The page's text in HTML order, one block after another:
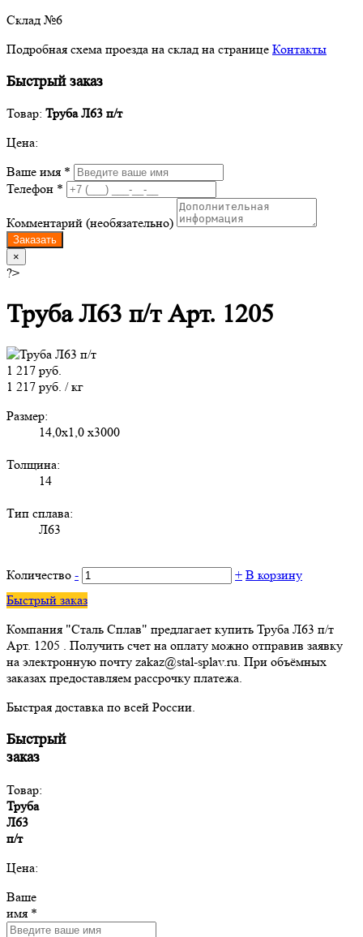
Склад №6
Подробная схема проезда на склад на странице Контакты
Быстрый заказ
Товар: Труба Л63 п/т
Цена:
Ваше имя *
Телефон *
Комментарий (необязательно)
Заказать
×
?>
Труба Л63 п/т Арт. 1205
1 217 руб.
1 217 руб. / кг
Размер:
14,0х1,0 х3000
Толщина:
14
Тип сплава:
Л63
Количество - + В корзину
Быстрый заказ
Компания "Сталь Сплав" предлагает купить Труба Л63 п/т
Арт. 1205 . Получить счет на оплату можно отправив заявку
на электронную почту zakaz@stal-splav.ru. При объёмных
заказах предоставляем рассрочку платежа.
Быстрая доставка по всей России.
Быстрый
заказ
Товар:
Труба
Л63
п/т
Цена:
Ваше
имя *